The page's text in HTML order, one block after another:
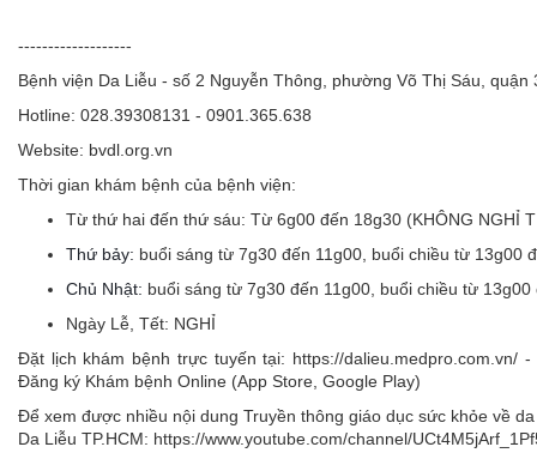
-------------------
Bệnh viện Da Liễu - số 2 Nguyễn Thông, phường Võ Thị Sáu, quận
Hotline: 028.39308131 - 0901.365.638
Website: bvdl.org.vn
Thời gian khám bệnh của bệnh viện:
Từ thứ hai đến thứ sáu: Từ 6g00 đến 18g30 (KHÔNG NGHỈ
Thứ bảy: buổi sáng từ 7g30 đến 11g00, buổi chiều từ 13g00
Chủ Nhật: buổi sáng từ 7g30 đến 11g00, buổi chiều từ 13g00
Ngày Lễ, Tết: NGHỈ
Đặt lịch khám bệnh trực tuyến tại: https://dalieu.medpro.com.vn/
Đăng ký Khám bệnh Online (App Store, Google Play)
Để xem được nhiều nội dung Truyền thông giáo dục sức khỏe về
Da Liễu TP.HCM: https://www.youtube.com/channel/